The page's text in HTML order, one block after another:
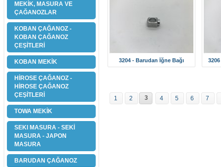
MEKİK, MASURA VE
ÇAĞANOZLAR
KOBAN ÇAĞANOZ -
KOBAN ÇAĞANOZ
ÇEŞİTLERİ
KOBAN MEKİK
HİROSE ÇAĞANOZ -
HİROSE ÇAĞANOZ
ÇEŞİTLERİ
TOWA MEKİK
SEKI MASURA - SEKİ
MASURA - JAPON
MASURA
BARUDAN ÇAĞANOZ
3204 - Barudan İğne Bağı
1 2 3 4 5 6 7